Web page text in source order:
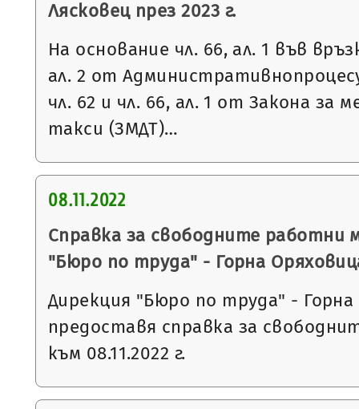
Лясковец през 2023 г.
На основание чл. 66, ал. 1 във
ал. 2 от
чл. 62 и чл. 66, ал. 1 от Закона за
такси (ЗМДТ)…
08.11.2022
Справка за свободните работни
"Бюро по труда" - Горна
Дирекция "Бюро по труда" -
предоставя справка за
към 08.11.2022 г.